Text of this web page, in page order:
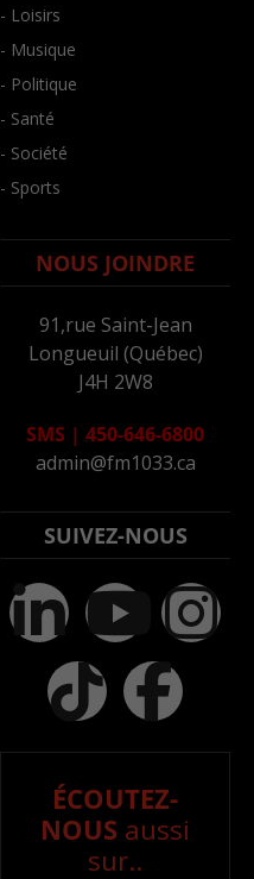
- Loisirs
- Musique
- Politique
- Santé
- Société
- Sports
NOUS JOINDRE
91,rue Saint-Jean
Longueuil (Québec)
J4H 2W8
SMS | 450-646-6800
admin@fm1033.ca
SUIVEZ-NOUS
ÉCOUTEZ-
NOUS aussi
sur..